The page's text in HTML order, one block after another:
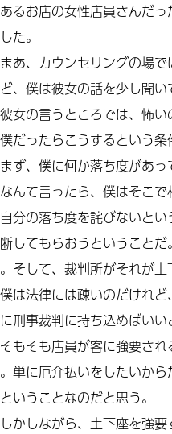
るお店の女性店員さんだ
た。
あ、カウンセリングの場
、僕は彼女の話を少し聞い
女の言うところでは、怖い
だったらこうするという条
ず、僕に何か落ち度があ
んて言ったら、僕はそこ
分の落ち度を詫びないと
してもらおうということ
そして、裁判所がそれが
は法律には疎いのだけれ
刑事裁判に持ち込めばいい
もそも店員が客に強要さ
単に厄介払いをしたいか
いうことなのだと思う。
かしながら、土下座を強